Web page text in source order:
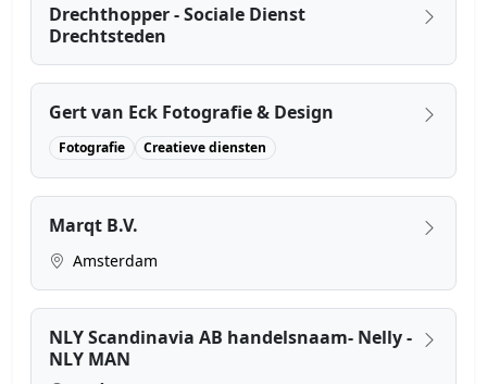
Drechthopper - Sociale Dienst
Drechtsteden
Gert van Eck Fotografie & Design
Fotografie Creatieve diensten
Marqt B.V.
Amsterdam
NLY Scandinavia AB handelsnaam- Nelly -
NLY MAN